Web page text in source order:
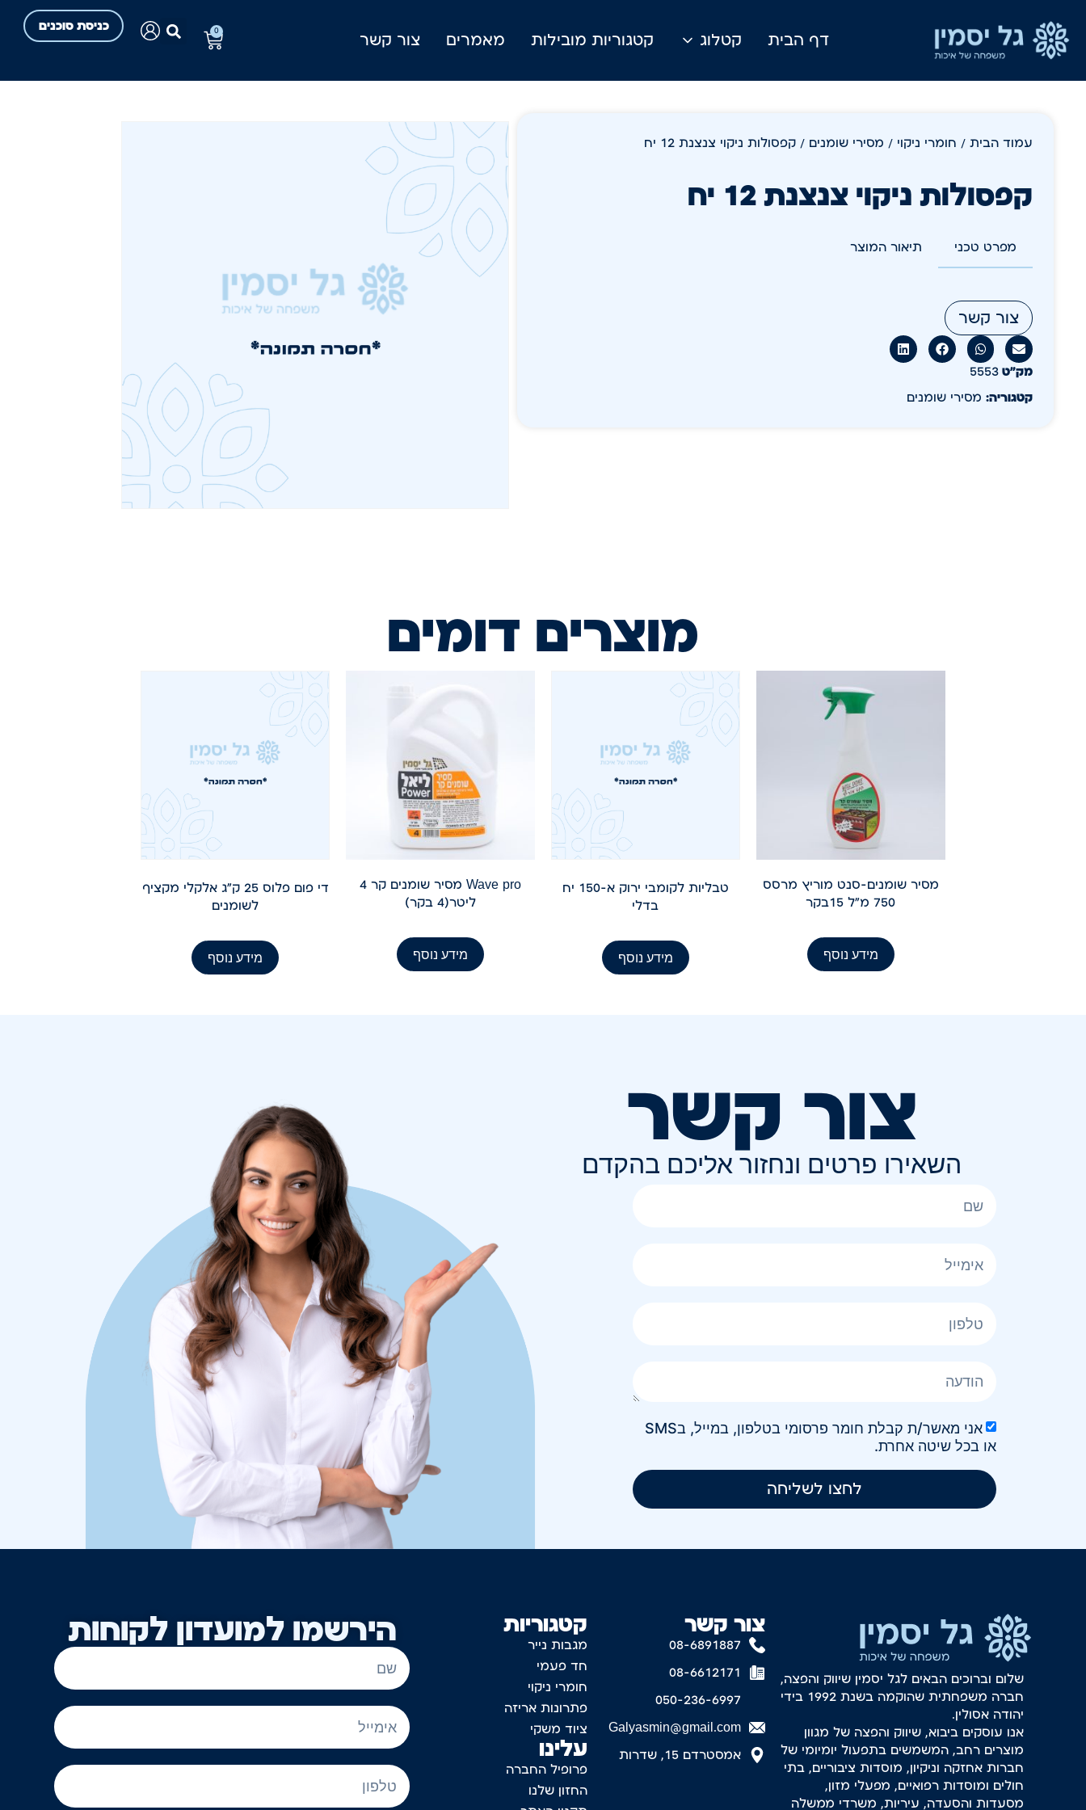
דף הבית קטלוג קטגוריות מובילות מאמרים צור קשר
כניסת סוכנים 0
עמוד הבית / חומרי ניקוי / מסירי שומנים / קפסולות ניקוי צנצנת 12 יח
קפסולות ניקוי צנצנת 12 יח
מפרט טכני תיאור המוצר
צור קשר
מק״ט 5553
קטגוריה: מסירי שומנים
מוצרים דומים
מסיר שומנים-סנט מוריץ מרסס
750 מ"ל 15בקר
מידע נוסף
טבליות לקומבי ירוק א-150 יח
בדלי
מידע נוסף
Wave pro מסיר שומנים קר 4
ליטר(4 בקר)
מידע נוסף
די פום פלוס 25 ק"ג אלקלי מקציף
לשומנים
מידע נוסף
צור קשר
השאירו פרטים ונחזור אליכם בהקדם
אני מאשר/ת קבלת חומר פרסומי בטלפון, במייל, בSMS
או בכל שיטה אחרת.
לחצו לשליחה
הירשמו למועדון לקוחות קטגוריות
מגבות נייר
חד פעמי
חומרי ניקוי
פתרונות אריזה
ציוד משקי
עלינו
פרופיל החברה
החזון שלנו
צור קשר
08-6891887
08-6612171
050-236-6997
Galyasmin@gmail.com
אמסטרדם 15, שדרות
שלום וברוכים הבאים לגל יסמין שיווק והפצה,
חברה משפחתית שהוקמה בשנת 1992 בידי
יהודה אסולין.
אנו עוסקים ביבוא, שיווק והפצה של מגוון
מוצרים רחב, המשמשים בתפעול יומיומי של
חברות אחזקה וניקיון, מוסדות ציבוריים, בתי
חולים ומוסדות רפואיים, מפעלי מזון,
מסעדות והסעדה, עיריות, משרדי ממשלה